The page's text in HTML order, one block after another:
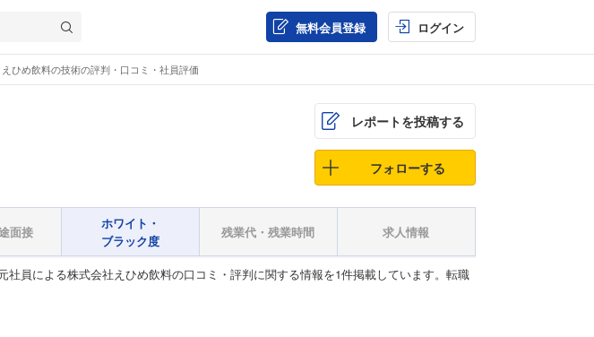
無料会員登録 ログイン
えひめ飲料の技術の評判・口コミ・社員評価
レポートを投稿する
フォローする
面接
ホワイト・
ブラック度
残業代・残業時間 求人情報
員による株式会社えひめ飲料の口コミ・評判に関する情報を1件掲載しています。転職